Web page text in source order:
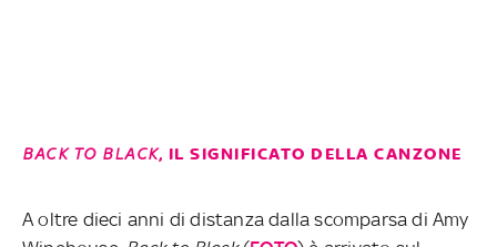
BACK TO BLACK, IL SIGNIFICATO DELLA CANZONE
A oltre dieci anni di distanza dalla scomparsa di Amy